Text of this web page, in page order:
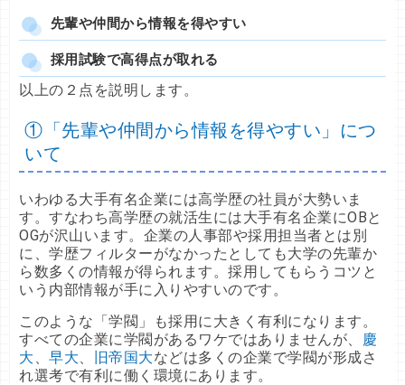
先輩や仲間から情報を得やすい
採用試験で高得点が取れる
以上の２点を説明します。
①「先輩や仲間から情報を得やすい」につ
いて
いわゆる大手有名企業には高学歴の社員が大勢いま
す。すなわち高学歴の就活生には大手有名企業にOBと
OGが沢山います。企業の人事部や採用担当者とは別
に、学歴フィルターがなかったとしても大学の先輩か
ら数多くの情報が得られます。採用してもらうコツと
いう内部情報が手に入りやすいのです。
このような「学閥」も採用に大きく有利になります。
すべての企業に学閥があるワケではありませんが、 慶
大 、早大、 旧帝国大などは多くの企業で学閥が形成さ
れ選考で有利に働く環境にあります。